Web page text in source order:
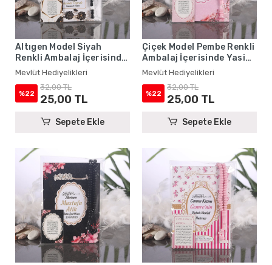
Altıgen Model Siyah
Renkli Ambalaj İçerisinde
Yasin Kitabı, Magnet ve
Tesbih - Mevlüt
Hediyelikleri
Mevlüt Hediyelikleri
%22
32,00 TL
25,00 TL
Sepete Ekle
Çiçek Model Pembe Renkli
Ambalaj İçerisinde Yasin
Kitabı, Magnet ve Tesbih -
Mevlüt Hediyelikleri
Mevlüt Hediyelikleri
%22
32,00 TL
25,00 TL
Sepete Ekle